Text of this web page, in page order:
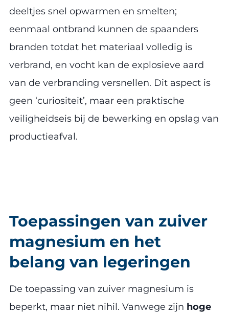
deeltjes snel opwarmen en smelten;
eenmaal ontbrand kunnen de spaanders
branden totdat het materiaal volledig is
verbrand, en vocht kan de explosieve aard
van de verbranding versnellen. Dit aspect is
geen ‘curiositeit’, maar een praktische
veiligheidseis bij de bewerking en opslag van
productieafval.
Toepassingen van zuiver
magnesium en het
belang van legeringen
De toepassing van zuiver magnesium is
beperkt, maar niet nihil. Vanwege zijn hoge